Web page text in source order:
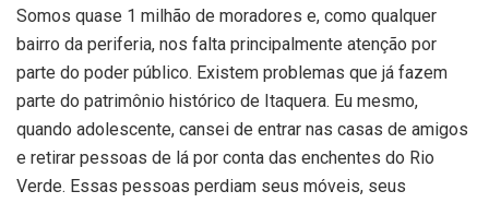
Somos quase 1 milhão de moradores e, como qualquer
bairro da periferia, nos falta principalmente atenção por
parte do poder público. Existem problemas que já fazem
parte do patrimônio histórico de Itaquera. Eu mesmo,
quando adolescente, cansei de entrar nas casas de amigos
e retirar pessoas de lá por conta das enchentes do Rio
Verde. Essas pessoas perdiam seus móveis, seus